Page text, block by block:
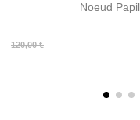
Noeud
120,00 €
Prix
Prix